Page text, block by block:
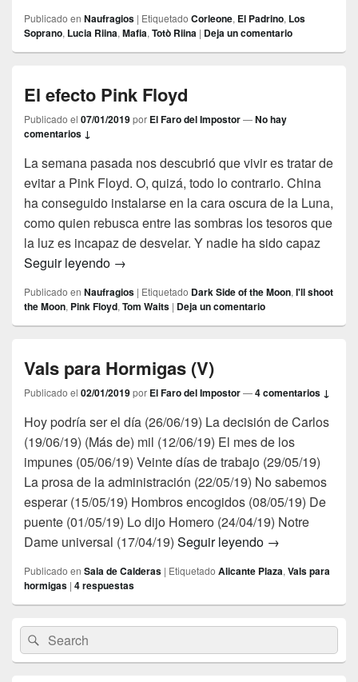
Publicado en Naufragios | Etiquetado Corleone, El Padrino, Los
Soprano, Lucia Riina, Mafia, Totò Riina | Deja un comentario
El efecto Pink Floyd
Publicado el 07/01/2019por El Faro del Impostor—No hay
comentarios ↓
La semana pasada nos descubrió que vivir es tratar de
evitar a Pink Floyd. O, quizá, todo lo contrario. China
ha conseguido instalarse en la cara oscura de la Luna,
como quien rebusca entre las sombras los tesoros que
la luz es incapaz de desvelar. Y nadie ha sido capaz
Seguir leyendo El efecto Pink Floyd
→
Publicado en Naufragios | Etiquetado Dark Side of the Moon, I'll shoot
the Moon, Pink Floyd, Tom Waits | Deja un comentario
Vals para Hormigas (V)
Publicado el 02/01/2019por El Faro del Impostor—4 comentarios ↓
Hoy podría ser el día (26/06/19) La decisión de Carlos
(19/06/19) (Más de) mil (12/06/19) El mes de los
impunes (05/06/19) Veinte días de trabajo (29/05/19)
La prosa de la administración (22/05/19) No sabemos
esperar (15/05/19) Hombros encogidos (08/05/19) De
puente (01/05/19) Lo dijo Homero (24/04/19) Notre
Dame universal (17/04/19) Seguir leyendo Vals para
→
Publicado en Sala de Calderas | Etiquetado Alicante Plaza, Vals para
hormigas | 4respuestas
área
de
widget
Buscar
por:
Buscar